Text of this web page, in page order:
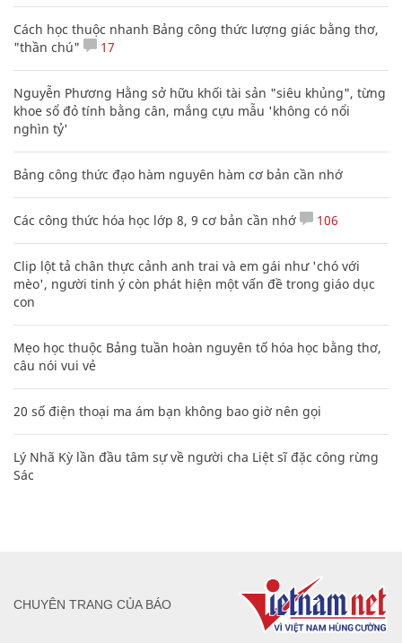
Cách học thuộc nhanh Bảng công thức lượng giác bằng thơ,
"thần chú"
17
Nguyễn Phương Hằng sở hữu khối tài sản "siêu khủng", từng
khoe sổ đỏ tính bằng cân, mắng cựu mẫu 'không có nổi
nghìn tỷ'
Bảng công thức đạo hàm nguyên hàm cơ bản cần nhớ
Các công thức hóa học lớp 8, 9 cơ bản cần nhớ 106
Clip lột tả chân thực cảnh anh trai và em gái như 'chó với
mèo', người tinh ý còn phát hiện một vấn đề trong giáo dục
con
Mẹo học thuộc Bảng tuần hoàn nguyên tố hóa học bằng thơ,
câu nói vui vẻ
20 số điện thoại ma ám bạn không bao giờ nên gọi
Lý Nhã Kỳ lần đầu tâm sự về người cha Liệt sĩ đặc công rừng
Sác
CHUYÊN TRANG CỦA BÁO